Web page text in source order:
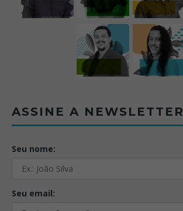
ASSINE A NEWSLETTER
Seu nome:
Seu email: